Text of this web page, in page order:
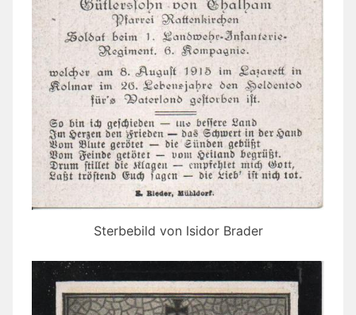
Sterbebild von Isidor Brader